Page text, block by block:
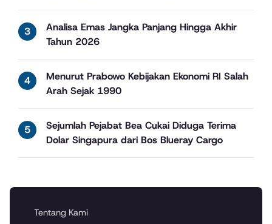
Analisa Emas Jangka Panjang Hingga Akhir
Tahun 2026
Menurut Prabowo Kebijakan Ekonomi RI Salah
Arah Sejak 1990
Sejumlah Pejabat Bea Cukai Diduga Terima
Dolar Singapura dari Bos Blueray Cargo
Tentang Kami